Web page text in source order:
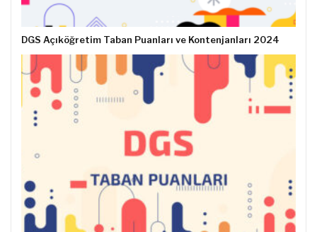
DGS Açıköğretim Taban Puanları ve Kontenjanları 2024